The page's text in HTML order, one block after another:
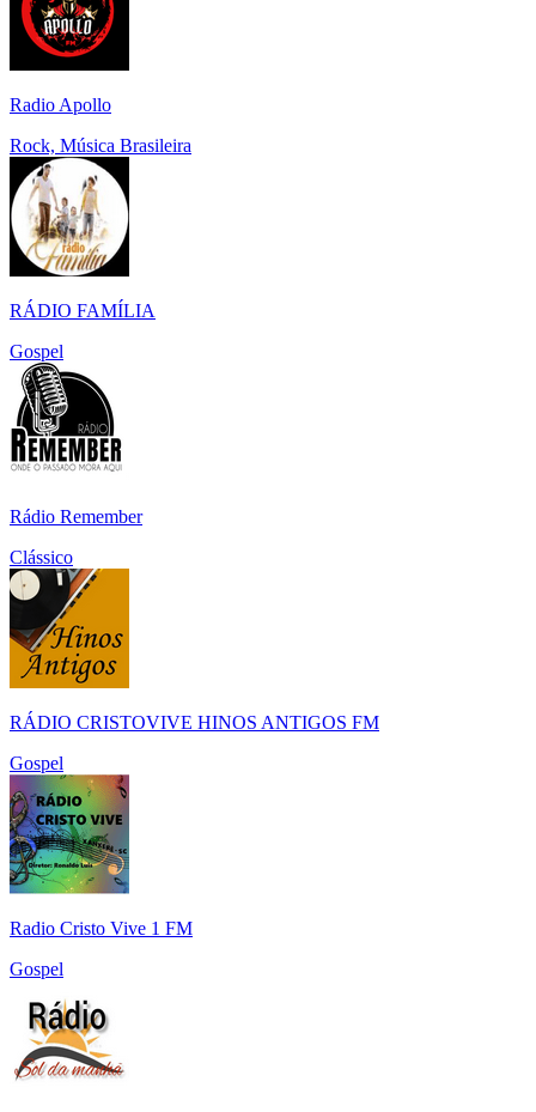
Radio Apollo
Rock, Música Brasileira
RÁDIO FAMÍLIA
Gospel
Rádio Remember
Clássico
RÁDIO CRISTOVIVE HINOS ANTIGOS FM
Gospel
Radio Cristo Vive 1 FM
Gospel